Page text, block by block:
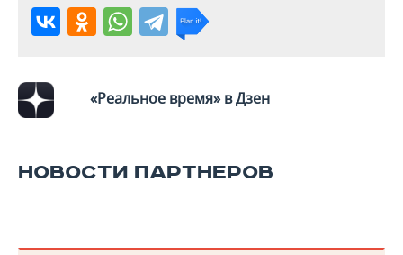
«Реальное время» в Дзен
НОВОСТИ ПАРТНЕРОВ